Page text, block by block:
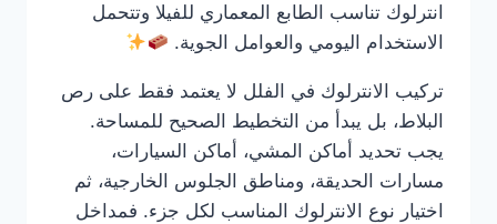
انترلوك تناسب الطابع المعماري للفيلا وتتحمل
الاستخدام اليومي والعوامل الجوية.
تركيب الانترلوك في الفلل لا يعتمد فقط على رص
البلاط، بل يبدأ من التخطيط الصحيح للمساحة.
يجب تحديد أماكن المشي، أماكن السيارات،
مسارات الحديقة، ومناطق الجلوس الخارجية، ثم
اختيار نوع الانترلوك المناسب لكل جزء. فمداخل